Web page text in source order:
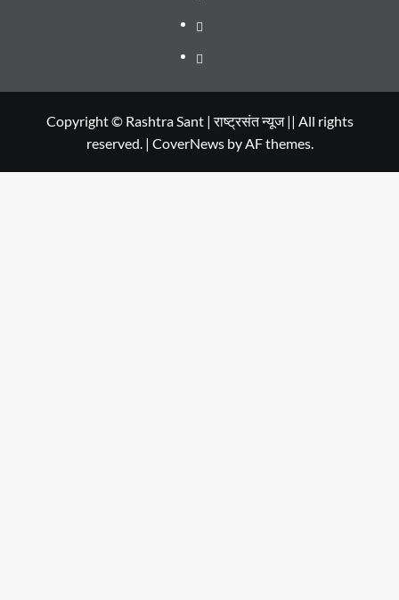
City
in
Dehradun
Places
to
in
Dehradun
सम्पर्क
Copyright © Rashtra Sant | राष्ट्रसंत न्यूज || All rights
reserved. | CoverNewsby AF themes.